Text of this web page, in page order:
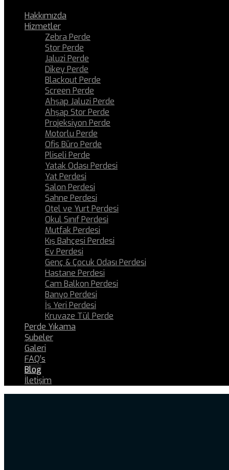
Hakkımızda
Hizmetler
Zebra Perde
Stor Perde
Jaluzi Perde
Dikey Perde
Blackout Perde
Screen Perde
Ahşap Jaluzi Perde
Ahşap Stor Perde
Projeksiyon Perde
Motorlu Perde
Ofis Büro Perde
Pliseli Perde
Yatak Odası Perdesi
Yat Perdesi
Salon Perdesi
Sahne Perdesi
Otel ve Yurt Perdesi
Okul Sınıf Perdesi
Mutfak Perdesi
Kış Bahçesi Perdesi
Ev Perdesi
Genç & Çocuk Odası Perdesi
Hastane Perdesi
Cam Balkon Perdesi
Banyo Perdesi
İş Yeri Perdesi
Kruvaze Tül Perde
Perde Yıkama
Şubeler
Galeri
FAQ’s
Blog
İletişim